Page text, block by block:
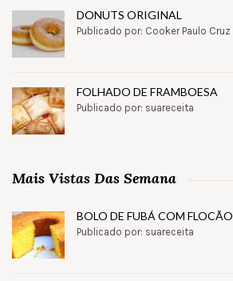
DONUTS ORIGINAL
Publicado por: Cooker Paulo Cruz
FOLHADO DE FRAMBOESA
Publicado por: suareceita
Mais Vistas Das Semana
BOLO DE FUBÁ COM FLOCÃO
Publicado por: suareceita